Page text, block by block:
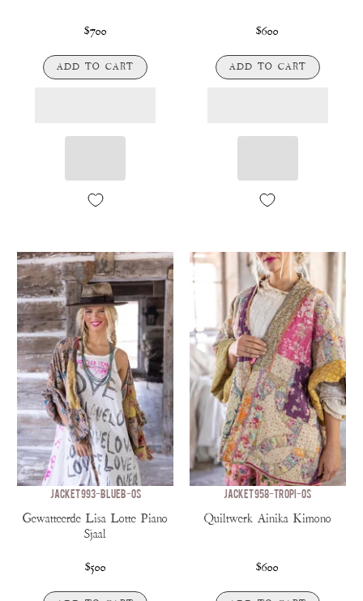
$700
ADD TO CART
$600
ADD TO CART
JACKET 993-BLUEB-OS
Gewatteerde Lisa Lotte Piano
Sjaal
$500
JACKET 958-TROPI-OS
Quiltwerk Ainika Kimono
$600